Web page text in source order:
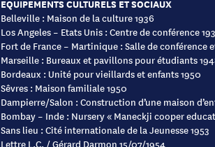
EQUIPEMENTS CULTURELS ET SOCIAUX
Belleville : Maison de la culture 1936
Los Angeles – Etats Unis : Centre de conférence
Fort de France – Martinique : Salle de conférence
Marseille : Bureaux et pavillons pour étudiants
Bordeaux : Unité pour vieillards et enfants 1950
Sêvres : Maison familiale 1950
Dampierre/Salon : Construction d’une maison
Bombay – Inde : Nursery « Maneckji cooper
Sans lieu : Cité internationale de la Jeunesse 1953
Lettre L.C. / Gérard Darmon 15/07/1954